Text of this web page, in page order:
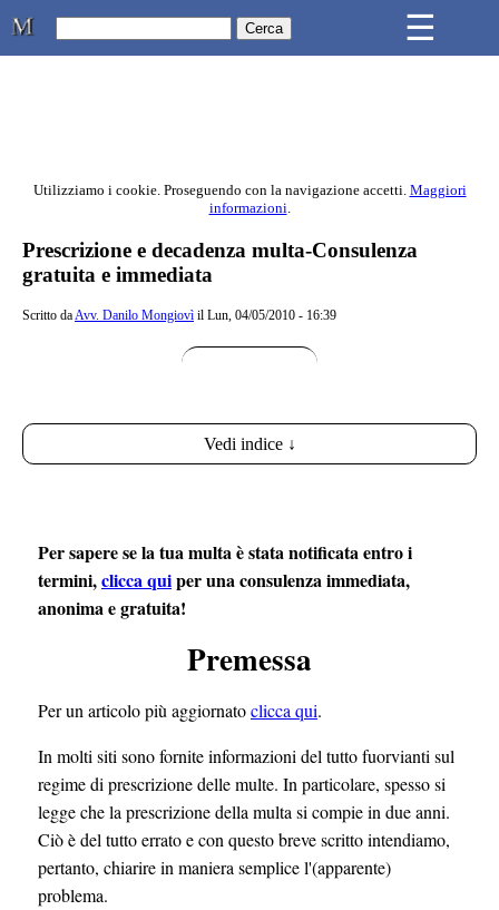
Studio Legale Mongiovì ☰
Contenuto principale della pagina
Utilizziamo i cookie. Proseguendo con la navigazione accetti. Maggiori
informazioni.
Prescrizione e decadenza multa-Consulenza
gratuita e immediata
Scritto daAvv. Danilo Mongiovì il Lun, 04/05/2010 - 16:39
Vedi indice ↓
Per sapere se la tua multa è stata notificata entro i
termini,clicca quiper una consulenza immediata,
anonima e gratuita!
Premessa
Per un articolo più aggiornatoclicca qui.
In molti siti sono fornite informazioni del tutto fuorvianti sul
regime di prescrizione delle multe. In particolare, spesso si
legge che la prescrizione della multa si compie in due anni.
Ciò è del tutto errato e con questo breve scritto intendiamo,
pertanto, chiarire in maniera semplice l'(apparente)
problema.